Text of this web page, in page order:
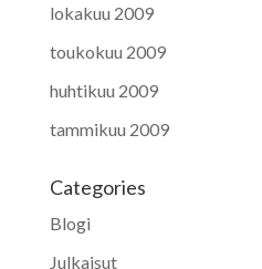
lokakuu 2009
toukokuu 2009
huhtikuu 2009
tammikuu 2009
Categories
Blogi
Julkaisut